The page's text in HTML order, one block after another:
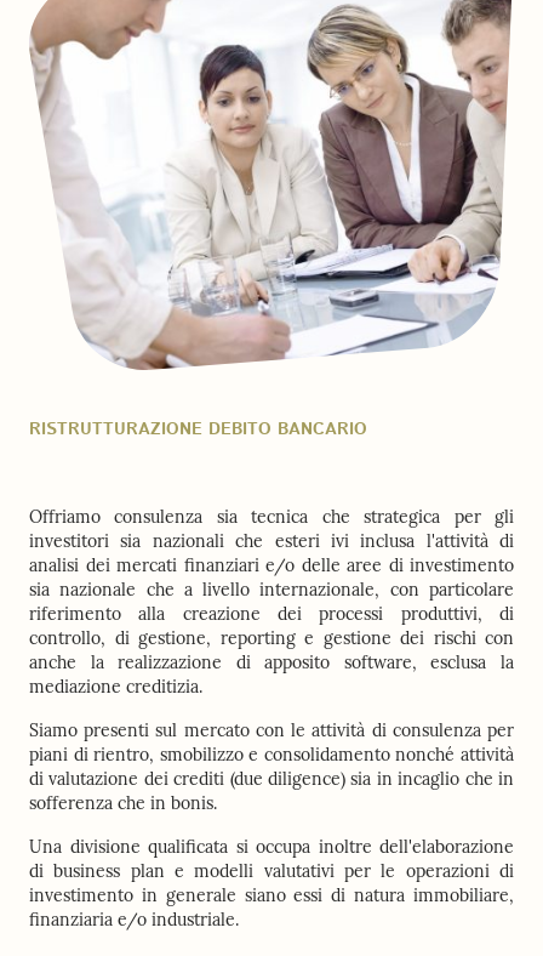
RISTRUTTURAZIONE DEBITO BANCARIO
Offriamo consulenza sia tecnica che strategica per gli
investitori sia nazionali che esteri ivi inclusa l'attività di
analisi dei mercati finanziari e/o delle aree di investimento
sia nazionale che a livello internazionale, con particolare
riferimento alla creazione dei processi produttivi, di
controllo, di gestione, reporting e gestione dei rischi con
anche la realizzazione di apposito software, esclusa la
mediazione creditizia.
Siamo presenti sul mercato con le attività di consulenza per
piani di rientro, smobilizzo e consolidamento nonché attività
di valutazione dei crediti (due diligence) sia in incaglio che in
sofferenza che in bonis.
Una divisione qualificata si occupa inoltre dell'elaborazione
di business plan e modelli valutativi per le operazioni di
investimento in generale siano essi di natura immobiliare,
finanziaria e/o industriale.